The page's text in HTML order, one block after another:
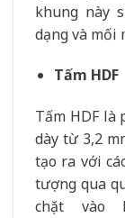
khung này
dạng và mối
Tấm HDF
Tấm HDF là
dày từ 3,2
tạo ra với
tượng qua
chặt vào